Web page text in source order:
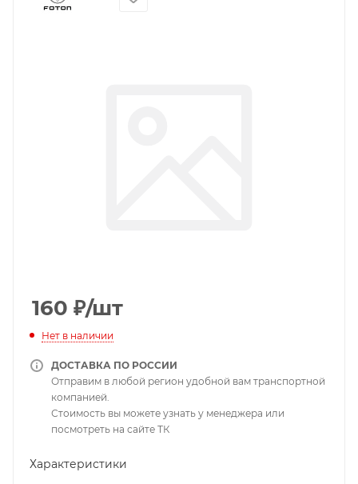
160 ₽/шт
Нет в наличии
ДОСТАВКА ПО РОССИИ
Отправим в любой регион удобной вам транспортной
компанией.
Стоимость вы можете узнать у менеджера или
посмотреть на сайте ТК
Характеристики